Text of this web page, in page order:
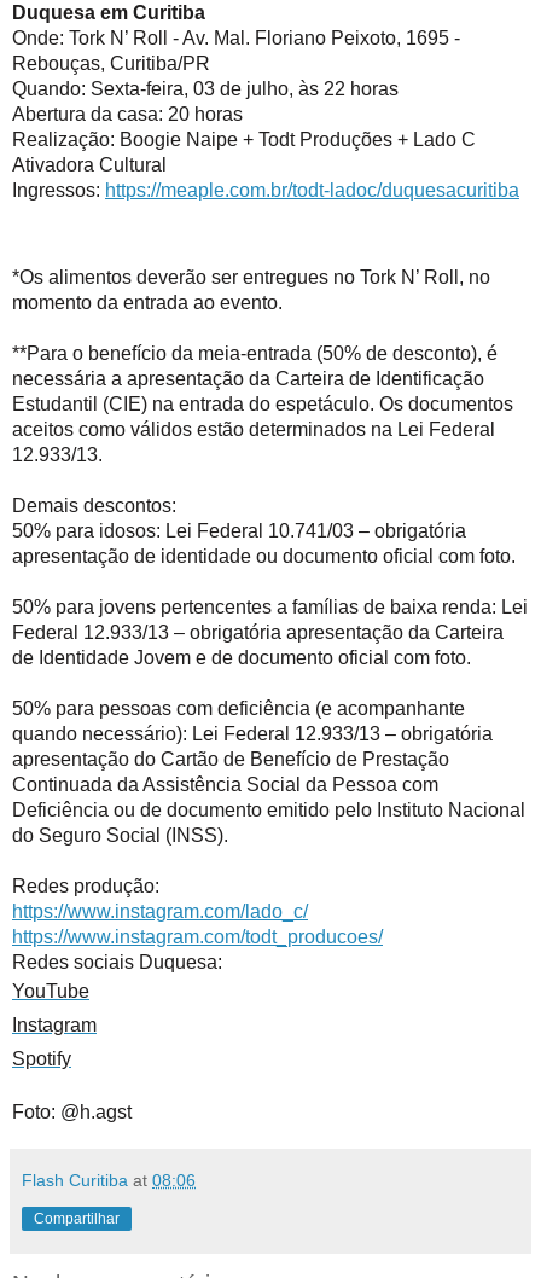
Duquesa em Curitiba
Onde: Tork N’ Roll - Av. Mal. Floriano Peixoto, 1695 -
Rebouças, Curitiba/PR
Quando: Sexta-feira, 03 de julho, às 22 horas
Abertura da casa: 20 horas
Realização: Boogie Naipe + Todt Produções + Lado C
Ativadora Cultural
Ingressos: https://meaple.com.br/todt- ladoc/duquesacuritiba
*Os alimentos deverão ser entregues no Tork N’ Roll, no
momento da entrada ao evento.
**Para o benefício da meia-entrada (50% de desconto), é
necessária a apresentação da Carteira de Identificação
Estudantil (CIE) na entrada do espetáculo. Os documentos
aceitos como válidos estão determinados na Lei Federal
12.933/13.
Demais descontos:
50% para idosos: Lei Federal 10.741/03 – obrigatória
apresentação de identidade ou documento oficial com foto.
50% para jovens pertencentes a famílias de baixa renda: Lei
Federal 12.933/13 – obrigatória apresentação da Carteira
de Identidade Jovem e de documento oficial com foto.
50% para pessoas com deficiência (e acompanhante
quando necessário): Lei Federal 12.933/13 – obrigatória
apresentação do Cartão de Benefício de Prestação
Continuada da Assistência Social da Pessoa com
Deficiência ou de documento emitido pelo Instituto Nacional
do Seguro Social (INSS).
Redes produção:
https://www.instagram.com/lado_c/
https://www.instagram.com/todt_producoes/
Redes sociais Duquesa:
YouTube
Instagram
Spotify
Foto: @h.agst
Flash Curitiba at 08:06
Compartilhar